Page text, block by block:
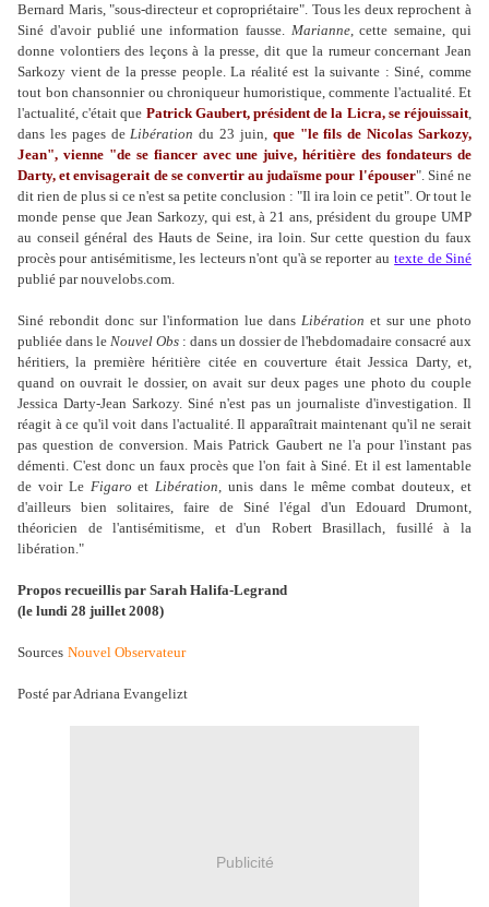
Bernard Maris, "sous-directeur et copropriétaire". Tous les deux reprochent à
Siné d'avoir publié une information fausse. Marianne, cette semaine, qui
donne volontiers des leçons à la presse, dit que la rumeur concernant Jean
Sarkozy vient de la presse people. La réalité est la suivante : Siné, comme
tout bon chansonnier ou chroniqueur humoristique, commente l'actualité. Et
l'actualité, c'était que Patrick Gaubert, président de la Licra, se réjouissait,
dans les pages deLibération du 23 juin, que "le fils de Nicolas Sarkozy,
Jean", vienne "de se fiancer avec une juive, héritière des fondateurs de
Darty, et envisagerait de se convertir au judaïsme pour l'épouser". Siné ne
dit rien de plus si ce n'est sa petite conclusion : "Il ira loin ce petit". Or tout le
monde pense que Jean Sarkozy, qui est, à 21 ans, président du groupe UMP
au conseil général des Hauts de Seine, ira loin. Sur cette question du faux
procès pour antisémitisme, les lecteurs n'ont qu'à se reporter au texte de Siné
publié par nouvelobs.com.
Siné rebondit donc sur l'information lue dans Libération et sur une photo
publiée dans le Nouvel Obs : dans un dossier de l'hebdomadaire consacré aux
héritiers, la première héritière citée en couverture était Jessica Darty, et,
quand on ouvrait le dossier, on avait sur deux pages une photo du couple
Jessica Darty-Jean Sarkozy. Siné n'est pas un journaliste d'investigation. Il
réagit à ce qu'il voit dans l'actualité. Il apparaîtrait maintenant qu'il ne serait
pas question de conversion. Mais Patrick Gaubert ne l'a pour l'instant pas
démenti. C'est donc un faux procès que l'on fait à Siné. Et il est lamentable
de voir Le Figaro etLibération, unis dans le même combat douteux, et
d'ailleurs bien solitaires, faire de Siné l'égal d'un Edouard Drumont,
théoricien de l'antisémitisme, et d'un Robert Brasillach, fusillé à la
libération."
Propos recueillis par Sarah Halifa-Legrand
(le lundi 28 juillet 2008)
Sources Nouvel Observateur
Posté par Adriana Evangelizt
Publicité